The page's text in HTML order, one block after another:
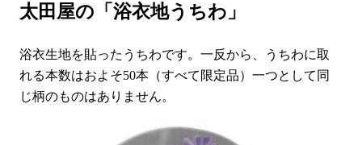
太田屋の「浴衣地うちわ」
浴衣生地を貼ったうちわです。一反から、うちわに取
れる本数はおよそ50本（すべて限定品）一つとして同
じ柄のものはありません。